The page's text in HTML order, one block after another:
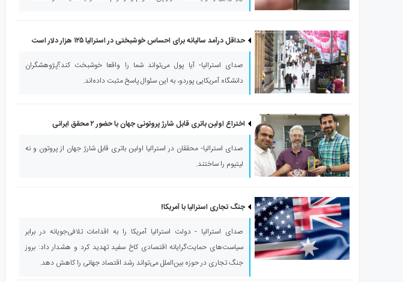
حداقل درآمد سالیانه برای احساس خوشبختی در استرالیا ۱۲۵ هزار دلار است
صدای استرالیا- آیا پول می‌تواند شما را واقعا خوشبخت کند؟پژوهشگران
دانشگاه آمریکایی پوردو، به این سئوال پاسخ مثبت داده‌اند.
اختراع اولین باتری قابل شارژ پروتونی جهان با حضور ۲ محقق ایرانی
صدای استرالیا- محققان در استرالیا اولین باتری قابل شارژ جهان از پروتون و نه
لیتیوم را ساختند.
جنگ تجاری استرالیا با آمریکا!
صدای استرالیا - دولت استرالیا آمریکا را به اقدامات تلافی‌جویانه در برابر
سیاست‌های حمایت‌گرایانه اقتصادی کاخ سفید تهدید کرد و هشدار داد: بروز
جنگ تجاری در حوزه بین‌الملل می‌تواند رشد اقتصاد جهانی را کاهش دهد.